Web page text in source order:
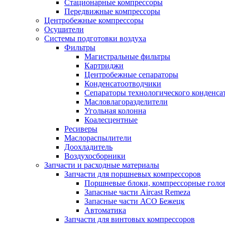
Стационарные компрессоры
Передвижные компрессоры
Центробежные компрессоры
Осушители
Системы подготовки воздуха
Фильтры
Магистральные фильтры
Картриджи
Центробежные сепараторы
Конденсатоотводчики
Сепараторы технологического
Масловлагоразделители
Угольная колонна
Коалесцентные
Ресиверы
Маслораспылители
Доохладитель
Воздухосборники
Запчасти и расходные материалы
Запчасти для поршневых компрессоров
Поршневые блоки, компрессорные
Запасные части Aircast Remeza
Запасные части АСО Бежецк
Автоматика
Запчасти для винтовых компрессоров